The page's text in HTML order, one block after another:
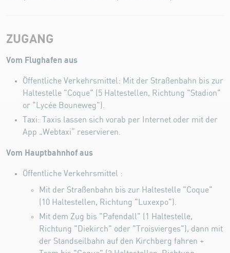
ZUGANG
Vom Flughafen aus
Öffentliche Verkehrsmittel: Mit der Straßenbahn bis zur
Haltestelle "Coque" (5 Haltestellen, Richtung "Stadion"
or "Lycée Bouneweg").
Taxi: Taxis lassen sich vorab per Internet oder mit der
App „Webtaxi“ reservieren.
Vom Hauptbahnhof aus
Öffentliche Verkehrsmittel :
Mit der Straßenbahn bis zur Haltestelle "Coque"
(10 Haltestellen, Richtung "Luxexpo").
Mit dem Zug bis "Pafendall" (1 Haltestelle,
Richtung "Diekirch" oder "Troisvierges"), dann mit
der Standseilbahn auf den Kirchberg fahren +